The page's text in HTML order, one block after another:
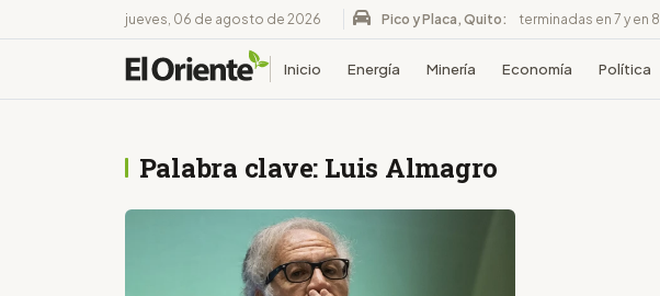
jueves, 06 de agosto de 2026 Pico y Placa, Quito: terminadas en 7 y en 8
Inicio Energía Minería Economía Política
Palabra clave: Luis Almagro